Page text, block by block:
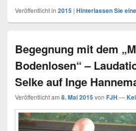
Veröffentlicht in 2015 | Hinterlassen Sie
Begegnung mit dem
Bodenlosen“ –
Selke auf Inge
Veröffentlicht am 8. Mai 2015von FJH —